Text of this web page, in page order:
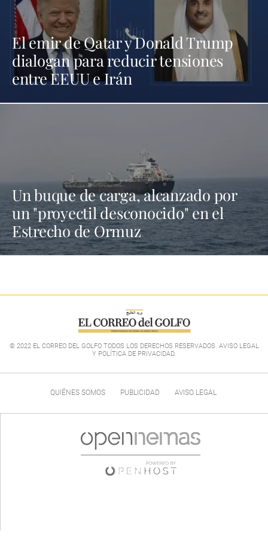
El emir de Qatar y Donald Trump
dialogan para reducir tensiones
entre EEUU e Irán
Un buque de carga, alcanzado por
un "proyectil desconocido" en el
Estrecho de Ormuz
© 2022 EL CORREO DEL GOLFO TODOS LOS DERECHOS RESERVADOS. AVISO LEGAL
Y POLÍTICA DE PRIVACIDAD.
QUIÉNES SOMOS PUBLICIDAD AVISO LEGAL